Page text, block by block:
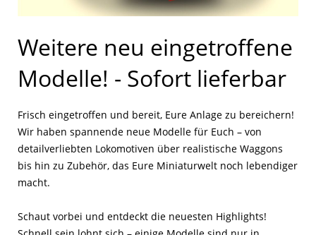
Weitere neu eingetroffene
Modelle! - Sofort lieferbar
Frisch eingetroffen und bereit, Eure Anlage zu bereichern!
Wir haben spannende neue Modelle für Euch – von
detailverliebten Lokomotiven über realistische Waggons
bis hin zu Zubehör, das Eure Miniaturwelt noch lebendiger
macht.
Schaut vorbei und entdeckt die neuesten Highlights!